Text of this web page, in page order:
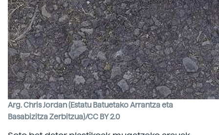
Arg. Chris Jordan (Estatu Batuetako Arrantza eta
Basabizitza Zerbitzua)/CC BY 2.0